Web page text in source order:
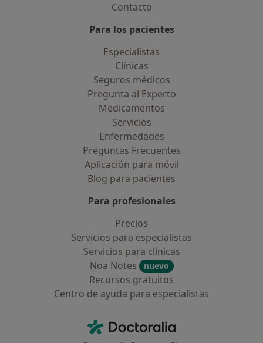
Contacto
Para los pacientes
Especialistas
Clínicas
Seguros médicos
Pregunta al Experto
Medicamentos
Servicios
Enfermedades
Preguntas Frecuentes
Aplicación para móvil
Blog para pacientes
Para profesionales
Precios
Servicios para especialistas
Servicios para clínicas
Noa Notes
nuevo
Recursos gratuitos
Centro de ayuda para especialistas
Doctoralia - Página de inicio